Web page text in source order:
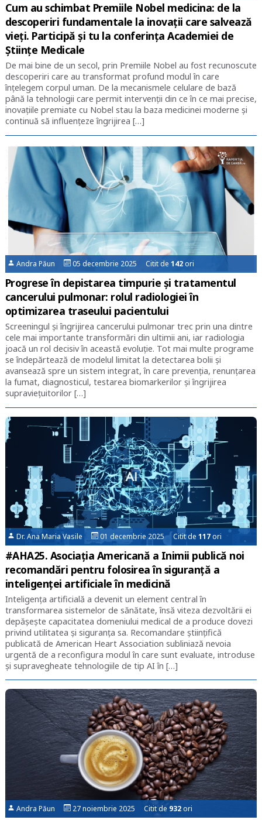
Cum au schimbat Premiile Nobel medicina: de la
descoperiri fundamentale la inovații care salvează
vieți. Participă și tu la conferința Academiei de
Științe Medicale
De mai bine de un secol, prin Premiile Nobel au fost recunoscute
descoperiri care au transformat profund modul în care
înțelegem corpul uman. De la mecanismele celulare de bază
până la tehnologii care permit intervenții din ce în ce mai precise,
inovațiile premiate cu Nobel stau la baza medicinei moderne și
continuă să influențeze îngrijirea […]
Andra Păun 05 decembrie 2025 Citit de142ori
Progrese în depistarea timpurie și tratamentul
cancerului pulmonar: rolul radiologiei în
optimizarea traseului pacientului
Screeningul și îngrijirea cancerului pulmonar trec prin una dintre
cele mai importante transformări din ultimii ani, iar radiologia
joacă un rol decisiv în această evoluție. Tot mai multe programe
se îndepărtează de modelul limitat la detectarea bolii și
avansează spre un sistem integrat, în care prevenția, renunțarea
la fumat, diagnosticul, testarea biomarkerilor și îngrijirea
supraviețuitorilor […]
Dr. Ana Maria Vasile 01 decembrie 2025 Citit de117ori
#AHA25. Asociația Americană a Inimii publică noi
recomandări pentru folosirea în siguranță a
inteligenței artificiale în medicină
Inteligența artificială a devenit un element central în
transformarea sistemelor de sănătate, însă viteza dezvoltării ei
depășește capacitatea domeniului medical de a produce dovezi
privind utilitatea și siguranța sa. Recomandare științifică
publicată de American Heart Association subliniază nevoia
urgentă de a reconfigura modul în care sunt evaluate, introduse
și supravegheate tehnologiile de tip AI în […]
Andra Păun 27 noiembrie 2025 Citit de 932ori